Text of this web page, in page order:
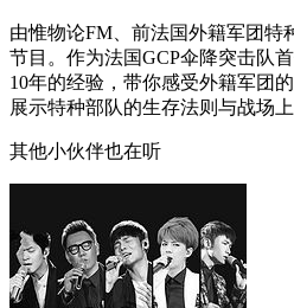
由惟物论FM、前法国外籍军团特
节目。作为法国GCP伞降突击队
10年的经验，带你感受外籍军团
展示特种部队的生存法则与战场上
其他小伙伴也在听